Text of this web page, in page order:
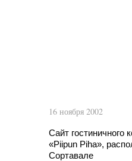
16 ноября 2002
Сайт гостиничного
«Piipun Piha»,
Сортавале